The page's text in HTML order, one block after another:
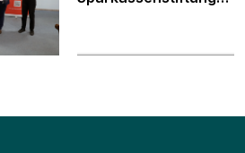
doirasida Pedagogik
Business game”ga